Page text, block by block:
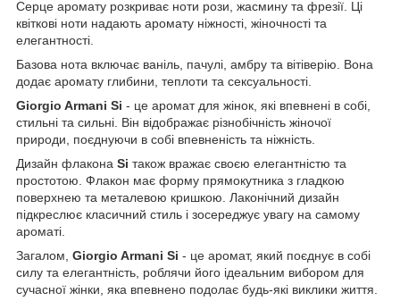
Серце аромату розкриває ноти рози, жасмину та фрезії. Ці
квіткові ноти надають аромату ніжності, жіночності та
елегантності.
Базова нота включає ваніль, пачулі, амбру та вітіверію. Вона
додає аромату глибини, теплоти та сексуальності.
Giorgio Armani Si - це аромат для жінок, які впевнені в собі,
стильні та сильні. Він відображає різнобічність жіночої
природи, поєднуючи в собі впевненість та ніжність.
Дизайн флакона Si також вражає своєю елегантністю та
простотою. Флакон має форму прямокутника з гладкою
поверхнею та металевою кришкою. Лаконічний дизайн
підкреслює класичний стиль і зосереджує увагу на самому
ароматі.
Загалом, Giorgio Armani Si - це аромат, який поєднує в собі
силу та елегантність, роблячи його ідеальним вибором для
сучасної жінки, яка впевнено подолає будь-які виклики життя.